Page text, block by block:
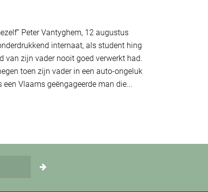
Peter Vantyghem, 12 augustus
internaat, als student hing
van zijn vader nooit goed verwerkt had.
toen zijn vader in een auto-ongeluk
Vlaams geëngageerde man die...